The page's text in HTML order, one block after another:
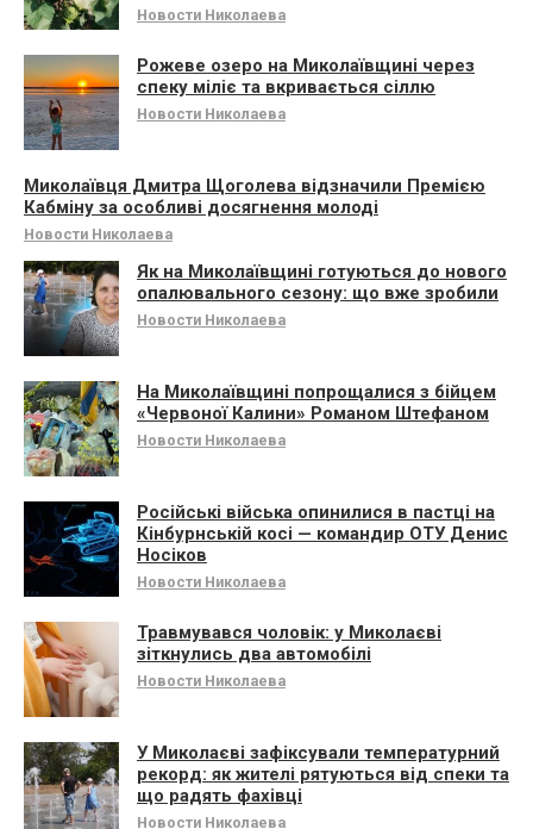
Новости Николаева
Рожеве озеро на Миколаївщині через
спеку міліє та вкривається сіллю
Новости Николаева
Миколаївця Дмитра Щоголева відзначили Премією
Кабміну за особливі досягнення молоді
Новости Николаева
Як на Миколаївщині готуються до нового
опалювального сезону: що вже зробили
Новости Николаева
На Миколаївщині попрощалися з бійцем
«Червоної Калини» Романом Штефаном
Новости Николаева
Російські війська опинилися в пастці на
Кінбурнській косі — командир ОТУ Денис
Носіков
Новости Николаева
Травмувався чоловік: у Миколаєві
зіткнулись два автомобілі
Новости Николаева
У Миколаєві зафіксували температурний
рекорд: як жителі рятуються від спеки та
що радять фахівці
Новости Николаева